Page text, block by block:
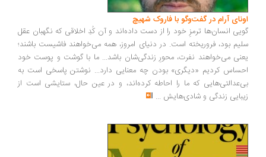
اونای آرام در گفت‌وگو با فاروک شهیچ‭
گویی انسان‌ها ترمزِ خود را از دست داده‌اند و آن کُدِ اخلاقی که نگهبان عقل
سلیم بود، فروریخته است. در دنیای امروز، همه می‌خواهند فاشیست باشند؛
یعنی می‌خواهند نفرت، محورِ زندگی‌شان باشد... ما با گوشت و پوست خود
احساس کردیم «دیگری» بودن چه معنایی دارد... نوشتن پاسخی است به
بی‌عدالتی‌هایی که ما را احاطه کرده‌اند، و در عین حال، ستایشی است از
زیبایی زندگی و شادی‌هایش ...